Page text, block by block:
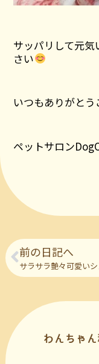
サッパリして元
さい
いつもありがとう
ペットサロン
前の日記へ
わんちゃ